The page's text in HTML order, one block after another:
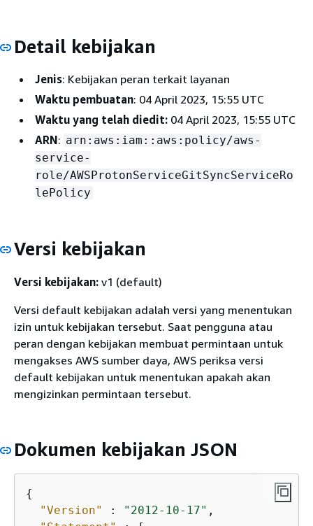
Detail kebijakan
Jenis: Kebijakan peran terkait layanan
Waktu pembuatan: 04 April 2023, 15:55 UTC
Waktu yang telah diedit: 04 April 2023, 15:55 UTC
ARN: arn:aws:iam::aws:policy/aws-
service-
role/AWSProtonServiceGitSyncServiceRo
lePolicy
Versi kebijakan
Versi kebijakan: v1 (default)
Versi default kebijakan adalah versi yang menentukan
izin untuk kebijakan tersebut. Saat pengguna atau
peran dengan kebijakan membuat permintaan untuk
mengakses AWS sumber daya, AWS periksa versi
default kebijakan untuk menentukan apakah akan
mengizinkan permintaan tersebut.
Dokumen kebijakan JSON
{
"Version"
: "2012-10-17" ,